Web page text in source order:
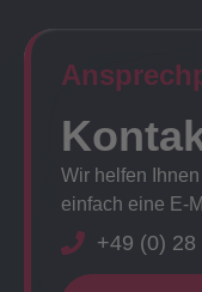
Wir helfen
einfach eine E-
+49 (0) 28